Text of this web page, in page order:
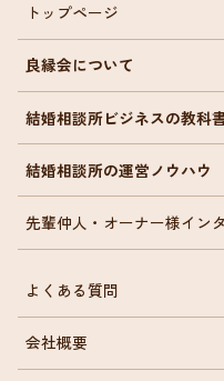
トップページ
良縁会について
結婚相談所ビジネスの教科
結婚相談所の運営ノウハウ
先輩仲人・オーナー様イン
よくある質問
会社概要